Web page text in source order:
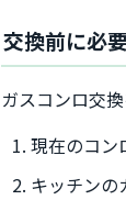
交換前に必
ガスコンロ交
現在のコン
キッチンの